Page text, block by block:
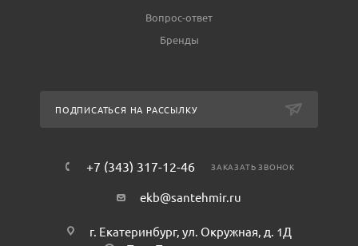
Вопрос-ответ
Бренды
ПОДПИСАТЬСЯ НА РАССЫЛКУ
+7 (343) 317-12-46 ЗАКАЗАТЬ ЗВОНОК
ekb@santehmir.ru
г. Екатеринбург, ул. Окружная, д. 1Д